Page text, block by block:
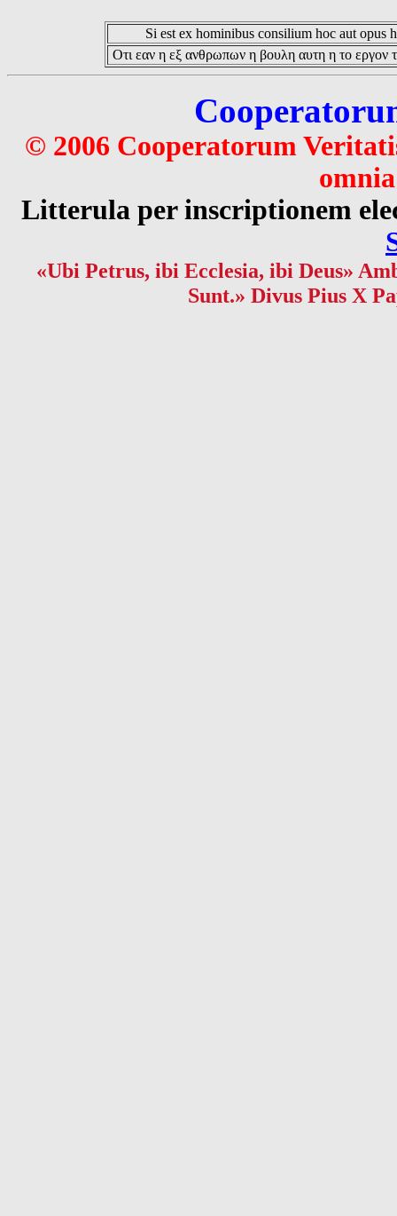
Si est ex hominibus consilium hoc aut opus
Οτι εαν η εξ ανθρωπων η βουλη αυτη η το εργον
© 2006 Cooperatorum
Litterula per inscriptionem
«Ubi Petrus, ibi Ecclesia, ibi Deus»
Sunt.» Divus Pius X